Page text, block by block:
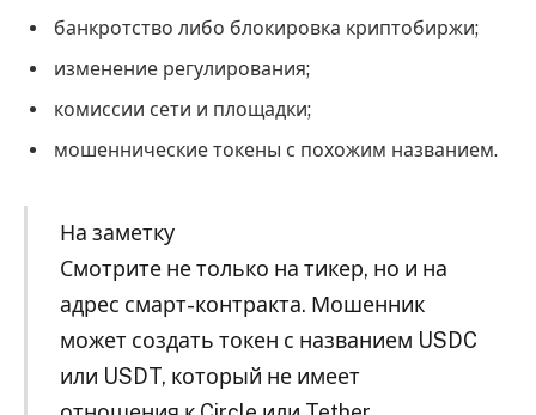
банкротство либо блокировка криптобиржи;
изменение регулирования;
комиссии сети и площадки;
мошеннические токены с похожим названием.
На заметку
Смотрите не только на тикер, но и на
адрес смарт-контракта. Мошенник
может создать токен с названием USDC
или USDT, который не имеет